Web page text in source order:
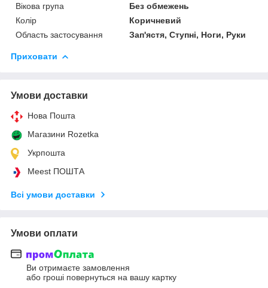
Вікова група
Без обмежень
Колір
Коричневий
Область застосування
Зап'ястя, Ступні, Ноги, Руки
Приховати
Умови доставки
Нова Пошта
Магазини Rozetka
Укрпошта
Meest ПОШТА
Всі умови доставки
Умови оплати
Ви отримаєте замовлення
або гроші повернуться на вашу картку